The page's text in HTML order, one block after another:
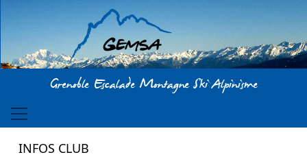
Aller au contenu principal
Grenoble Escalade Montagne Ski Alpinisme
INFOS CLUB